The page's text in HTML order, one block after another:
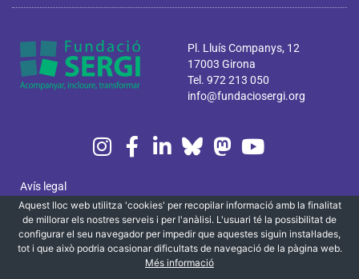
Pl. Lluís Companys, 12
17003 Girona
Tel. 972 213 050
info@fundaciosergi.org
Avís legal
Política de privacitat i cookies
Canal ètic
Aquest lloc web utilitza 'cookies' per recopilar informació amb la finalitat
de millorar els nostres serveis i per l'anàlisi. L'usuari té la possibilitat de
configurar el seu navegador per impedir que aquestes siguin instal·lades,
tot i que això podria ocasionar dificultats de navegació de la pàgina web.
Més informació